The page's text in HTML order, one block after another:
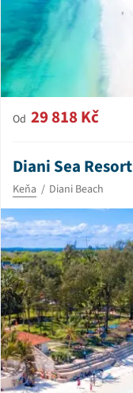
Od 29 818 Kč
Diani Sea Resort
Keňa Diani Beach